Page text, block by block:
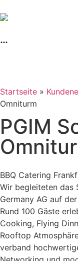
Startseite »
Omniturm
PGIM
BBQ Catering
Wir begleiteten das
Germany AG auf
Rund 100 Gäste
Cooking, Flying
Rooftop
verband